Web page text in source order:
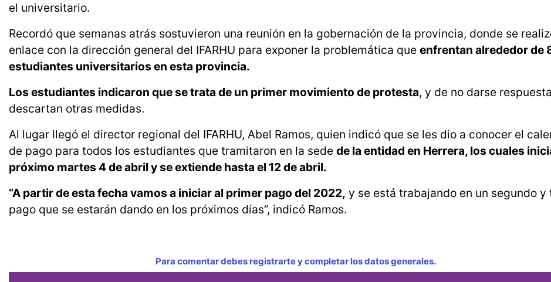
el universitario.
Recordó que semanas atrás sostuvieron una reunión en la gobernación de la provincia, donde se
enlace con la dirección general del IFARHU para exponer la problemática que enfrentan alrededor de
estudiantes universitarios en esta provincia.
Los estudiantes indicaron que se trata de un primer movimiento de protesta, y de no darse
descartan otras medidas.
Al lugar llegó el director regional del IFARHU, Abel Ramos, quien indicó que se les dio a conocer el
de pago para todos los estudiantes que tramitaron en la sede de la entidad en Herrera, los cuales
próximo martes 4 de abril y se extiende hasta el 12 de abril.
“A partir de esta fecha vamos a iniciar al primer pago del 2022, y se está trabajando en un segundo y
pago que se estarán dando en los próximos días”, indicó Ramos.
Para comentar debes registrarte y completar los datos generales.